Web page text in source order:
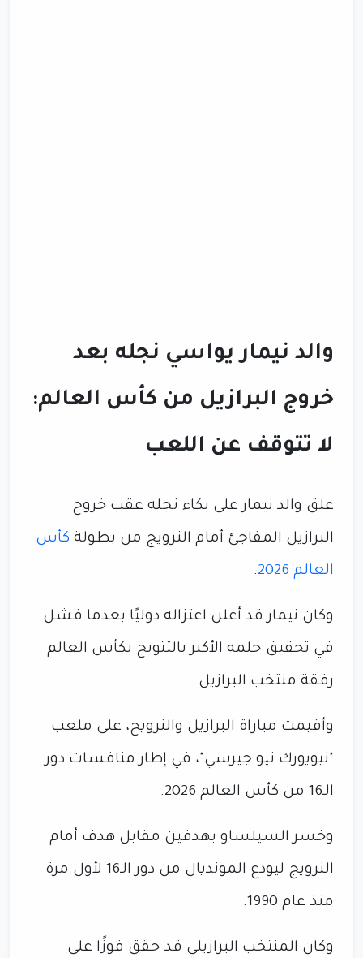
والد نيمار يواسي نجله بعد
خروج البرازيل من كأس العالم:
لا تتوقف عن اللعب
علق والد نيمار على بكاء نجله عقب خروج
البرازيل المفاجئ أمام النرويج من بطولة كأس
العالم 2026
.
وكان نيمار قد أعلن اعتزاله دوليًا بعدما فشل
في تحقيق حلمه الأكبر بالتتويج بكأس العالم
رفقة منتخب البرازيل.
وأقيمت مباراة البرازيل والنرويج، على ملعب
"نيويورك نيو جيرسي"، في إطار منافسات دور
الـ16 من كأس العالم 2026.
وخسر السيلساو بهدفين مقابل هدف أمام
النرويج ليودع المونديال من دور الـ16 لأول مرة
منذ عام 1990.
وكان المنتخب البرازيلي قد حقق فوزًا على